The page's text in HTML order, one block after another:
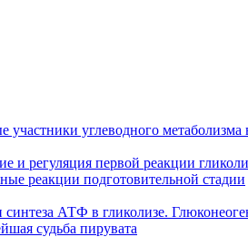
участники углеводного метаболизма
и регуляция первой реакции
реакции подготовительной стадии
АТФ в гликолизе.
судьба пирувата